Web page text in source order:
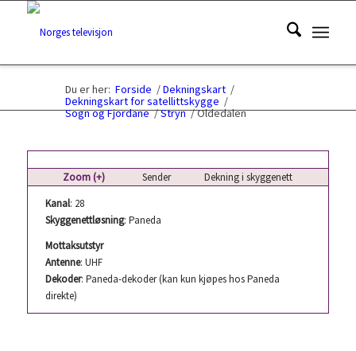
Du er her: Forside /Dekningskart /
Dekningskart for satellittskygge /
Sogn og Fjordane /Stryn /Oldedalen
Zoom (+) Sender
Dekning i skyggenett
Kanal: 28
Skyggenettløsning: Paneda
Mottaksutstyr
Antenne: UHF
Dekoder: Paneda-dekoder (kan kun kjøpes hos Paneda
direkte)